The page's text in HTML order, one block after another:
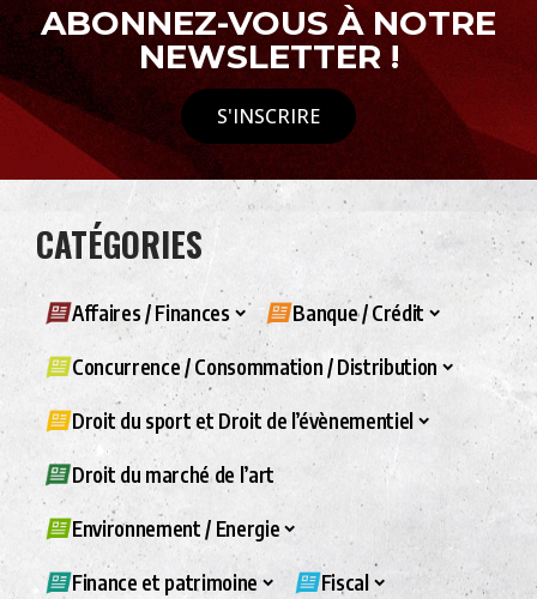
ABONNEZ-VOUS À NOTRE
NEWSLETTER !
S'INSCRIRE
CATÉGORIES
Affaires / Finances Banque / Crédit
Concurrence / Consommation / Distribution
Droit du sport et Droit de l’évènementiel
Droit du marché de l’art
Environnement / Energie
Finance et patrimoine Fiscal